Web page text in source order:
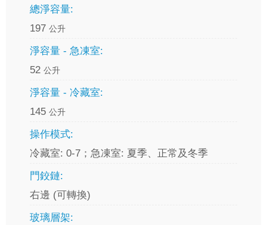
總淨容量:
197 公升
淨容量 - 急凍室:
52 公升
淨容量 - 冷藏室:
145 公升
操作模式:
冷藏室: 0-7；急凍室: 夏季、正常及冬季
門鉸鏈:
右邊 (可轉換)
玻璃層架: